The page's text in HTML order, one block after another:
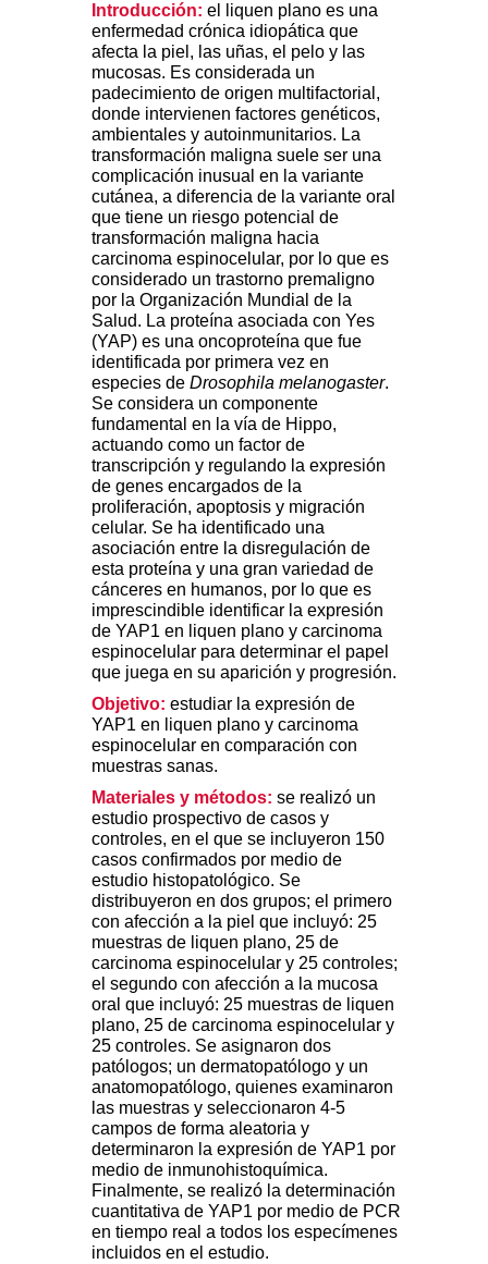
Introducción: el liquen plano es una
enfermedad crónica idiopática que
afecta la piel, las uñas, el pelo y las
mucosas. Es considerada un
padecimiento de origen multifactorial,
donde intervienen factores genéticos,
ambientales y autoinmunitarios. La
transformación maligna suele ser una
complicación inusual en la variante
cutánea, a diferencia de la variante oral
que tiene un riesgo potencial de
transformación maligna hacia
carcinoma espinocelular, por lo que es
considerado un trastorno premaligno
por la Organización Mundial de la
Salud. La proteína asociada con Yes
(YAP) es una oncoproteína que fue
identificada por primera vez en
especies de Drosophila melanogaster.
Se considera un componente
fundamental en la vía de Hippo,
actuando como un factor de
transcripción y regulando la expresión
de genes encargados de la
proliferación, apoptosis y migración
celular. Se ha identificado una
asociación entre la disregulación de
esta proteína y una gran variedad de
cánceres en humanos, por lo que es
imprescindible identificar la expresión
de YAP1 en liquen plano y carcinoma
espinocelular para determinar el papel
que juega en su aparición y progresión.
Objetivo: estudiar la expresión de
YAP1 en liquen plano y carcinoma
espinocelular en comparación con
muestras sanas.
Materiales y métodos: se realizó un
estudio prospectivo de casos y
controles, en el que se incluyeron 150
casos confirmados por medio de
estudio histopatológico. Se
distribuyeron en dos grupos; el primero
con afección a la piel que incluyó: 25
muestras de liquen plano, 25 de
carcinoma espinocelular y 25 controles;
el segundo con afección a la mucosa
oral que incluyó: 25 muestras de liquen
plano, 25 de carcinoma espinocelular y
25 controles. Se asignaron dos
patólogos; un dermatopatólogo y un
anatomopatólogo, quienes examinaron
las muestras y seleccionaron 4-5
campos de forma aleatoria y
determinaron la expresión de YAP1 por
medio de inmunohistoquímica.
Finalmente, se realizó la determinación
cuantitativa de YAP1 por medio de PCR
en tiempo real a todos los especímenes
incluidos en el estudio.